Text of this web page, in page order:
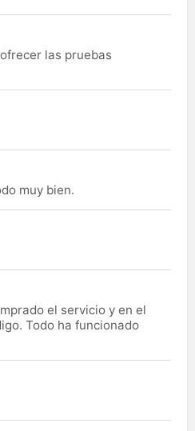
las pruebas
muy bien.
el servicio y en el
Todo ha funcionado